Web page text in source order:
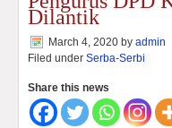
Dilantik
March 4, 2020 by admin
Filed under Serba-Serbi
Share this news